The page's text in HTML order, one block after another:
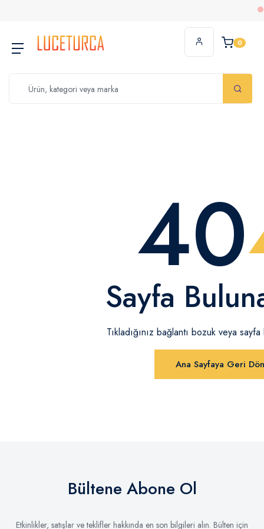
0
40
Sayfa
Tıkladığınız bağlantı bozuk veya sayfa
Ana Sayfaya Geri Dön
Bültene Abone Ol
Etkinlikler, satışlar ve teklifler hakkında en son bilgileri alın. Bülten için